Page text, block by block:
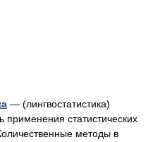
— (лингвостатистика)
статистических
методы в